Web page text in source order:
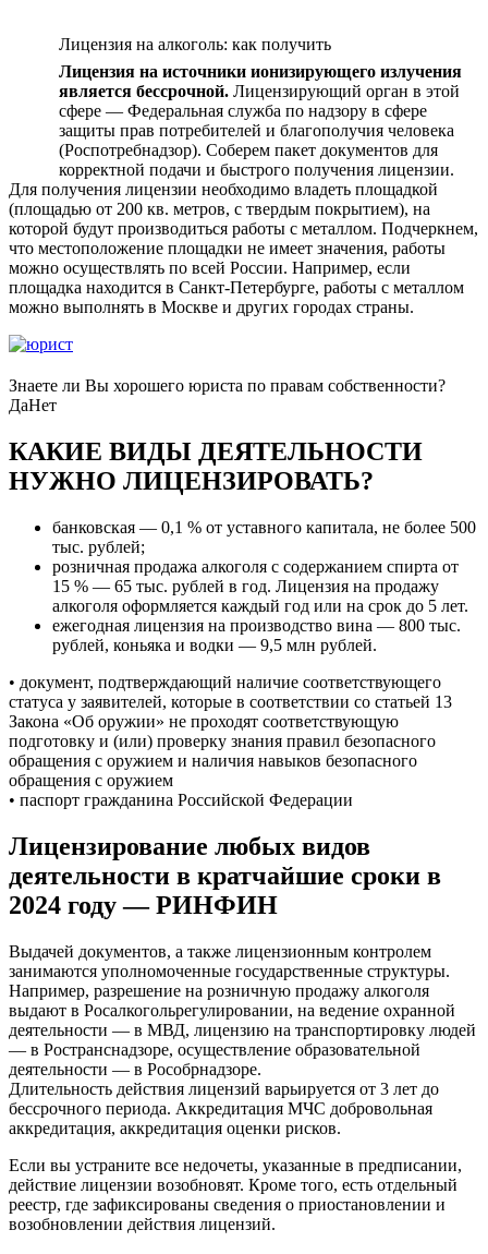
Лицензия на алкоголь: как получить
Лицензия на источники ионизирующего излучения
является бессрочной. Лицензирующий орган в этой
сфере — Федеральная служба по надзору в сфере
защиты прав потребителей и благополучия человека
(Роспотребнадзор). Соберем пакет документов для
корректной подачи и быстрого получения лицензии.
Для получения лицензии необходимо владеть площадкой
(площадью от 200 кв. метров, с твердым покрытием), на
которой будут производиться работы с металлом. Подчеркнем,
что местоположение площадки не имеет значения, работы
можно осуществлять по всей России. Например, если
площадка находится в Санкт-Петербурге, работы с металлом
можно выполнять в Москве и других городах страны.
Знаете ли Вы хорошего юриста по правам собственности?
ДаНет
КАКИЕ ВИДЫ ДЕЯТЕЛЬНОСТИ
НУЖНО ЛИЦЕНЗИРОВАТЬ?
банковская — 0,1 % от уставного капитала, не более 500
тыс. рублей;
розничная продажа алкоголя с содержанием спирта от
15 % — 65 тыс. рублей в год. Лицензия на продажу
алкоголя оформляется каждый год или на срок до 5 лет.
ежегодная лицензия на производство вина — 800 тыс.
рублей, коньяка и водки — 9,5 млн рублей.
• документ, подтверждающий наличие соответствующего
статуса у заявителей, которые в соответствии со статьей 13
Закона «Об оружии» не проходят соответствующую
подготовку и (или) проверку знания правил безопасного
обращения с оружием и наличия навыков безопасного
обращения с оружием
• паспорт гражданина Российской Федерации
Лицензирование любых видов
деятельности в кратчайшие сроки в
2024 году — РИНФИН
Выдачей документов, а также лицензионным контролем
занимаются уполномоченные государственные структуры.
Например, разрешение на розничную продажу алкоголя
выдают в Росалкогольрегулировании, на ведение охранной
деятельности — в МВД, лицензию на транспортировку людей
— в Ространснадзоре, осуществление образовательной
деятельности — в Рособрнадзоре.
Длительность действия лицензий варьируется от 3 лет до
бессрочного периода. Аккредитация МЧС добровольная
аккредитация, аккредитация оценки рисков.
Если вы устраните все недочеты, указанные в предписании,
действие лицензии возобновят. Кроме того, есть отдельный
реестр, где зафиксированы сведения о приостановлении и
возобновлении действия лицензий.